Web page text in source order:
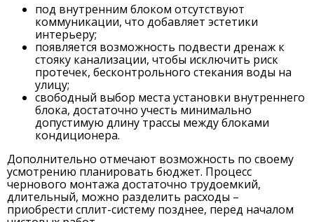
под внутренним блоком отсутствуют
коммуникации, что добавляет эстетики
интерьеру;
появляется возможность подвести дренаж к
стояку канализации, чтобы исключить риск
протечек, бесконтрольного стекания воды на
улицу;
свободный выбор места установки внутреннего
блока, достаточно учесть минимально
допустимую длину трассы между блоками
кондиционера.
Дополнительно отмечают возможность по своему
усмотрению планировать бюджет. Процесс
чернового монтажа достаточно трудоемкий,
длительный, можно разделить расходы –
приобрести сплит-систему позднее, перед началом